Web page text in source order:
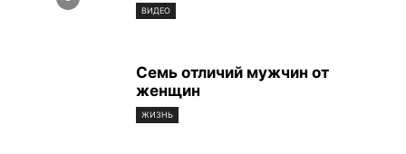
ВИДЕО
Семь отличий мужчин от
женщин
ЖИЗНЬ